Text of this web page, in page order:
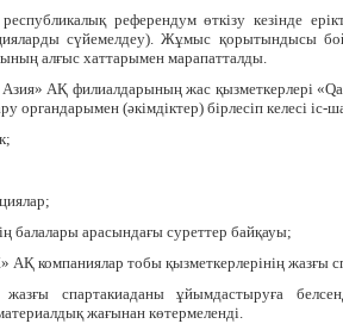
референдум өткізу кезінде
сүйемелдеу). Жұмыс қорытындысы
алғыс хаттарымен марапатталды.
АҚ филиалдарының жас қызметкерлері
органдарымен (әкімдіктер) бірлесіп келесі іс-
;
;
балалары арасындағы суреттер байқауы;
АҚ компаниялар тобы қызметкерлерінің жазғы
жазғы спартакиаданы ұйымдастыруға
жағынан көтермеленді.